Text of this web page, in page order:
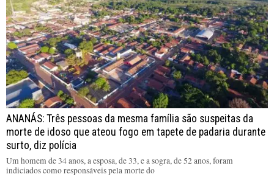
ANANÁS: Três pessoas da mesma família são suspeitas da
morte de idoso que ateou fogo em tapete de padaria durante
surto, diz polícia
Um homem de 34 anos, a esposa, de 33, e a sogra, de 52 anos, foram
indiciados como responsáveis pela morte do